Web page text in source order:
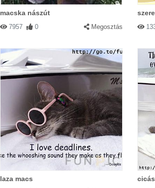
nagyon arik!!
02-15 00:00:00 Válasz
00:00:00| Válasz
nemcsak az embereknél. Hát nem
macska nászút
7957 0 Megosztás
laza macs